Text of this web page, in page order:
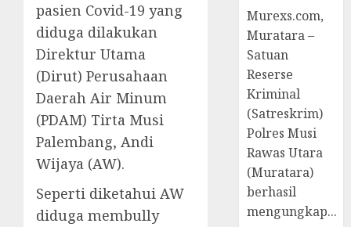
pasien Covid-19 yang
diduga dilakukan
Direktur Utama
(Dirut) Perusahaan
Daerah Air Minum
(PDAM) Tirta Musi
Palembang, Andi
Wijaya (AW).
Seperti diketahui AW
diduga membully
Murexs.com,
Muratara –
Satuan
Reserse
Kriminal
(Satreskrim)
Polres Musi
Rawas Utara
(Muratara)
berhasil
mengungkap...